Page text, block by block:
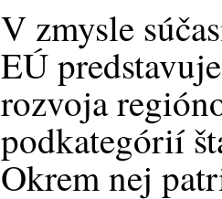
V zmysle
EÚ
rozvoja
podkategórií
Okrem nej